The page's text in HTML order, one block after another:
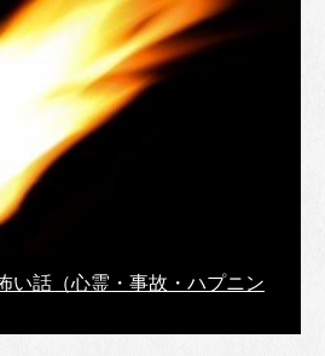
い話（心霊・事故・ハプニン